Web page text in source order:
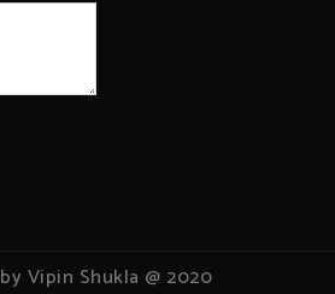
Vipin Shukla @ 2020